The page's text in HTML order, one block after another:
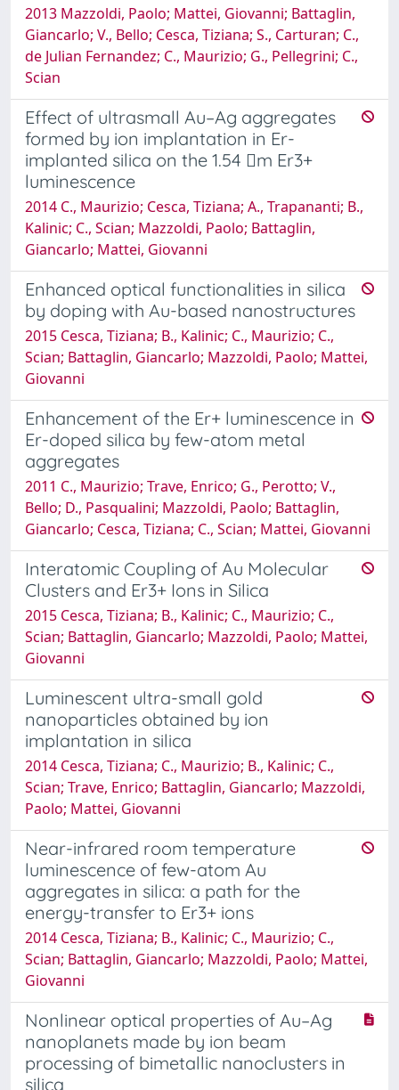
2013 Mazzoldi, Paolo; Mattei, Giovanni; Battaglin,
Giancarlo; V., Bello; Cesca, Tiziana; S., Carturan; C.,
de Julian Fernandez; C., Maurizio; G., Pellegrini; C.,
Scian
Effect of ultrasmall Au–Ag aggregates
formed by ion implantation in Er-
implanted silica on the 1.54 m Er3+
luminescence
2014 C., Maurizio; Cesca, Tiziana; A., Trapananti; B.,
Kalinic; C., Scian; Mazzoldi, Paolo; Battaglin,
Giancarlo; Mattei, Giovanni
Enhanced optical functionalities in silica
by doping with Au-based nanostructures
2015 Cesca, Tiziana; B., Kalinic; C., Maurizio; C.,
Scian; Battaglin, Giancarlo; Mazzoldi, Paolo; Mattei,
Giovanni
Enhancement of the Er+ luminescence in
Er-doped silica by few-atom metal
aggregates
2011 C., Maurizio; Trave, Enrico; G., Perotto; V.,
Bello; D., Pasqualini; Mazzoldi, Paolo; Battaglin,
Giancarlo; Cesca, Tiziana; C., Scian; Mattei, Giovanni
Interatomic Coupling of Au Molecular
Clusters and Er3+ Ions in Silica
2015 Cesca, Tiziana; B., Kalinic; C., Maurizio; C.,
Scian; Battaglin, Giancarlo; Mazzoldi, Paolo; Mattei,
Giovanni
Luminescent ultra-small gold
nanoparticles obtained by ion
implantation in silica
2014 Cesca, Tiziana; C., Maurizio; B., Kalinic; C.,
Scian; Trave, Enrico; Battaglin, Giancarlo; Mazzoldi,
Paolo; Mattei, Giovanni
Near-infrared room temperature
luminescence of few-atom Au
aggregates in silica: a path for the
energy-transfer to Er3+ ions
2014 Cesca, Tiziana; B., Kalinic; C., Maurizio; C.,
Scian; Battaglin, Giancarlo; Mazzoldi, Paolo; Mattei,
Giovanni
Nonlinear optical properties of Au–Ag
nanoplanets made by ion beam
processing of bimetallic nanoclusters in
silica